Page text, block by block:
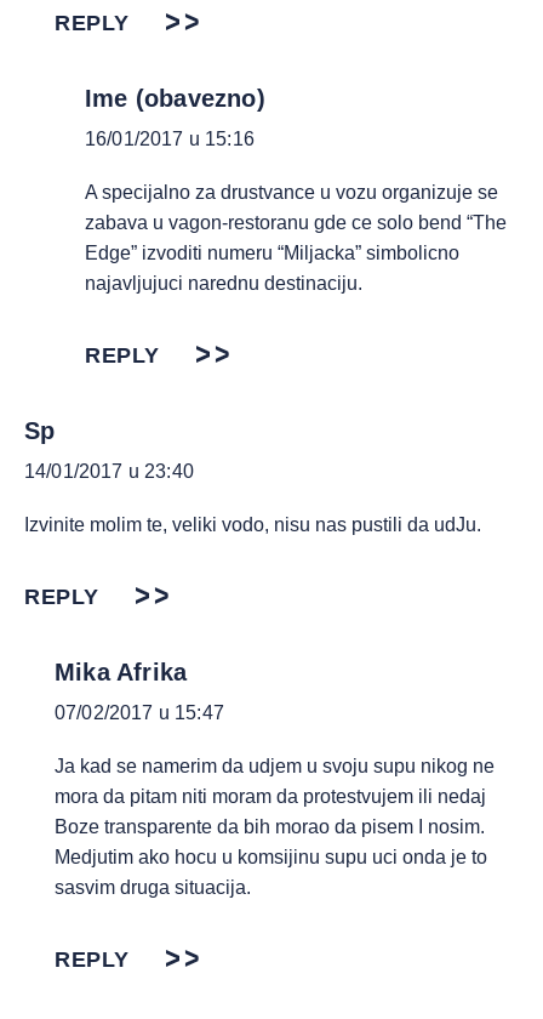
REPLY
Ime (obavezno)
16/01/2017 u 15:16
A specijalno za drustvance u vozu organizuje se
zabava u vagon-restoranu gde ce solo bend “The
Edge” izvoditi numeru “Miljacka” simbolicno
najavljujuci narednu destinaciju.
REPLY
Sp
14/01/2017 u 23:40
Izvinite molim te, veliki vodo, nisu nas pustili da udJu.
REPLY
Mika Afrika
07/02/2017 u 15:47
Ja kad se namerim da udjem u svoju supu nikog ne
mora da pitam niti moram da protestvujem ili nedaj
Boze transparente da bih morao da pisem I nosim.
Medjutim ako hocu u komsijinu supu uci onda je to
sasvim druga situacija.
REPLY